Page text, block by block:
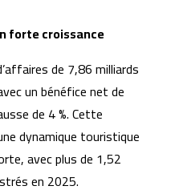
forte croissance
de 7,86 milliards
un bénéfice net de
de 4 %. Cette
dynamique touristique
avec plus de 1,52
en 2025.